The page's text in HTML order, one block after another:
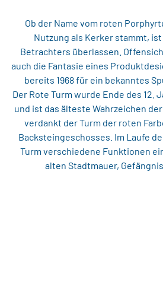
Ob der Name vom roten
Nutzung als Kerker stammt,
Betrachters überlassen.
auch die Fantasie eines
bereits 1968 für ein bekanntes
Der Rote Turm wurde Ende des
und ist das älteste Wahrzeichen
verdankt der Turm der roten
Backsteingeschosses. Im Laufe
Turm verschiedene Funktionen
alten Stadtmauer,